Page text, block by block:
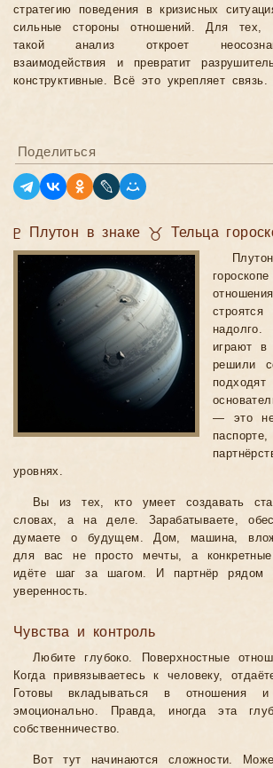
стратегию поведения в кризисных
сильные стороны отношений. Для тех,
такой анализ откроет
взаимодействия и превратит
конструктивные. Всё это укрепляет связь.
Поделиться
♇ Плутон в знаке ♉ Тельца
играют
решили
— это
уровнях.
Вы из тех, кто умеет создавать
словах, а на деле. Зарабатываете,
думаете о будущем. Дом, машина,
для вас не просто мечты, а
идёте шаг за шагом. И партнёр рядом
уверенность.
Чувства и контроль
Любите глубоко. Поверхностные
Когда привязываетесь к человеку,
Готовы вкладываться в отношения
эмоционально. Правда, иногда эта
собственничество.
Вот тут начинаются сложности.